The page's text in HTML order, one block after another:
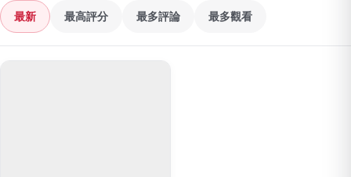
最新 最高評分 最多評論 最多觀看